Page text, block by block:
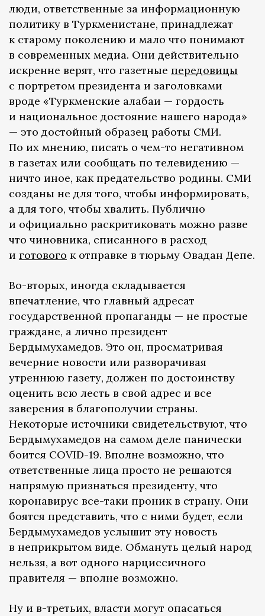
люди, ответственные за информационную
политику в Туркменистане, принадлежат
к старому поколению и мало что понимают
в современных медиа. Они действительно
искренне верят, что газетные передовицы
с портретом президента и заголовками
вроде «Туркменские алабаи — гордость
и национальное достояние нашего народа»
— это достойный образец работы СМИ.
По их мнению, писать о чем-то негативном
в газетах или сообщать по телевидению —
ничто иное, как предательство родины. СМИ
созданы не для того, чтобы информировать,
а для того, чтобы хвалить. Публично
и официально раскритиковать можно разве
что чиновника, списанного в расход
и готового к отправке в тюрьму Овадан Депе.
Во-вторых, иногда складывается
впечатление, что главный адресат
государственной пропаганды — не простые
граждане, а лично президент
Бердымухамедов. Это он, просматривая
вечерние новости или разворачивая
утреннюю газету, должен по достоинству
оценить всю лесть в свой адрес и все
заверения в благополучии страны.
Некоторые источники свидетельствуют, что
Бердымухамедов на самом деле панически
боится COVID-19. Вполне возможно, что
ответственные лица просто не решаются
напрямую признаться президенту, что
коронавирус все-таки проник в страну. Они
боятся представить, что с ними будет, если
Бердымухамедов услышит эту новость
в неприкрытом виде. Обмануть целый народ
нельзя, а вот одного нарциссичного
правителя — вполне возможно.
Ну и в-третьих, власти могут опасаться